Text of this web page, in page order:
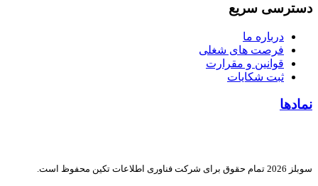
دسترسی سریع
درباره ما
فرصت های شغلی
قوانین و مقرارت
ثبت شکایات
نمادها
سوبلز 2026 تمام حقوق برای شرکت فناوری اطلاعات تکین محفوظ است.